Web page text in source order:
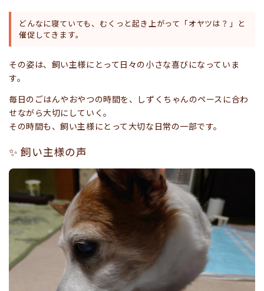
どんなに寝ていても、むくっと起き上がって「オヤツは？」と
催促してきます。
その姿は、飼い主様にとって日々の小さな喜びになっていま
す。
毎日のごはんやおやつの時間を、しずくちゃんのペースに合わ
せながら大切にしていく。
その時間も、飼い主様にとって大切な日常の一部です。
✨ 飼い主様の声